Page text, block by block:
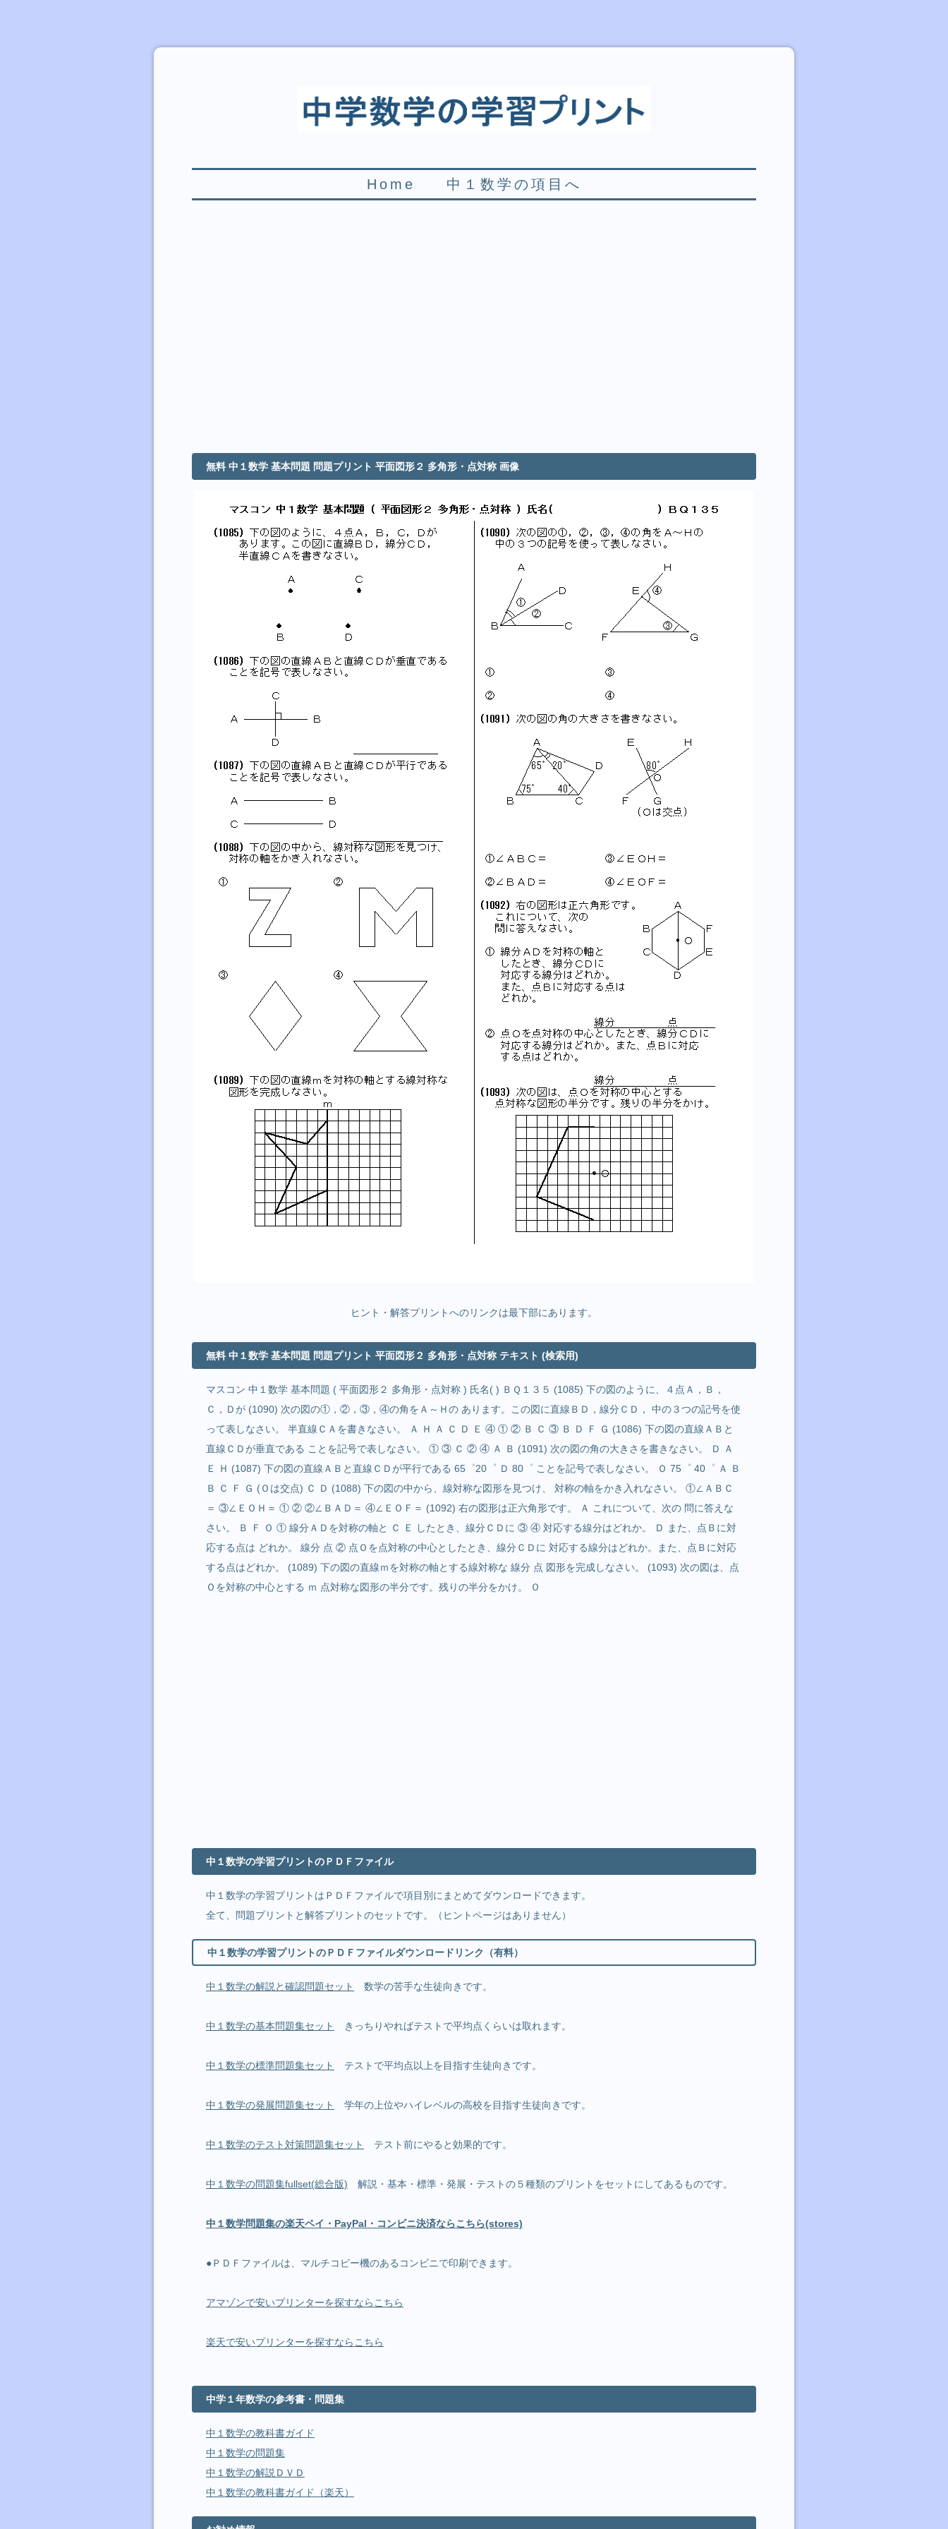
Home 中１数学の項目へ
無料 中１数学 基本問題 問題プリント 平面図形２ 多角形・点対称 画像
ヒント・解答プリントへのリンクは最下部にあります。
無料 中１数学 基本問題 問題プリント 平面図形２ 多角形・点対称 テキスト (検索用)
マスコン 中１数学 基本問題 ( 平面図形２ 多角形・点対称 ) 氏名( ) ＢＱ１３５ (1085) 下の図のように、４点Ａ，Ｂ，
Ｃ，Ｄが (1090) 次の図の①，②，③，④の角をＡ～Ｈの あります。この図に直線ＢＤ，線分ＣＤ， 中の３つの記号を使
って表しなさい。 半直線ＣＡを書きなさい。 Ａ Ｈ Ａ Ｃ Ｄ Ｅ ④ ① ② Ｂ Ｃ ③ Ｂ Ｄ Ｆ Ｇ (1086) 下の図の直線ＡＢと
直線ＣＤが垂直である ことを記号で表しなさい。 ① ③ Ｃ ② ④ Ａ Ｂ (1091) 次の図の角の大きさを書きなさい。 Ｄ Ａ
Ｅ Ｈ (1087) 下の図の直線ＡＢと直線ＣＤが平行である 65゜20゜ Ｄ 80゜ ことを記号で表しなさい。 Ｏ 75゜ 40゜ Ａ Ｂ
Ｂ Ｃ Ｆ Ｇ (Ｏは交点) Ｃ Ｄ (1088) 下の図の中から、線対称な図形を見つけ、 対称の軸をかき入れなさい。 ①∠ＡＢＣ
＝ ③∠ＥＯＨ＝ ① ② ②∠ＢＡＤ＝ ④∠ＥＯＦ＝ (1092) 右の図形は正六角形です。 Ａ これについて、次の 問に答えな
さい。 Ｂ Ｆ Ｏ ① 線分ＡＤを対称の軸と Ｃ Ｅ したとき、線分ＣＤに ③ ④ 対応する線分はどれか。 Ｄ また、点Ｂに対
応する点は どれか。 線分 点 ② 点Ｏを点対称の中心としたとき、線分ＣＤに 対応する線分はどれか。また、点Ｂに対応
する点はどれか。 (1089) 下の図の直線ｍを対称の軸とする線対称な 線分 点 図形を完成しなさい。 (1093) 次の図は、点
Ｏを対称の中心とする ｍ 点対称な図形の半分です。残りの半分をかけ。 Ｏ
中１数学の学習プリントのＰＤＦファイル
中１数学の学習プリントはＰＤＦファイルで項目別にまとめてダウンロードできます。
全て、問題プリントと解答プリントのセットです。（ヒントページはありません）
中１数学の学習プリントのＰＤＦファイルダウンロードリンク（有料）
中１数学の解説と確認問題セット 数学の苦手な生徒向きです。
中１数学の基本問題集セット きっちりやればテストで平均点くらいは取れます。
中１数学の標準問題集セット テストで平均点以上を目指す生徒向きです。
中１数学の発展問題集セット 学年の上位やハイレベルの高校を目指す生徒向きです。
中１数学のテスト対策問題集セット テスト前にやると効果的です。
中１数学の問題集fullset(総合版) 解説・基本・標準・発展・テストの５種類のプリントをセットにしてあるものです。
中１数学問題集の楽天ペイ・PayPal・コンビニ決済ならこちら(stores)
●ＰＤＦファイルは、マルチコピー機のあるコンビニで印刷できます。
アマゾンで安いプリンターを探すならこちら
楽天で安いプリンターを探すならこちら
中学１年数学の参考書・問題集
中１数学の教科書ガイド
中１数学の問題集
中１数学の解説ＤＶＤ
中１数学の教科書ガイド（楽天）